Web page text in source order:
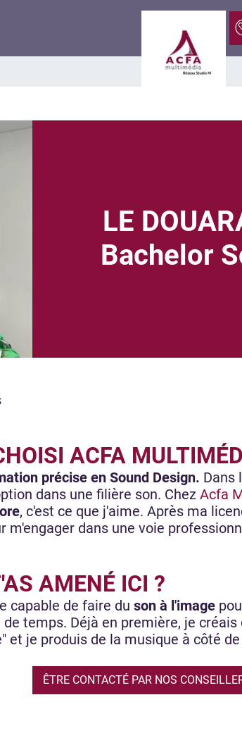
LE
Bachelor
ACFA
précise en Sound Design. Dans
dans une filière son. Chez Acfa
, c'est ce que j'aime. Après ma
m'engager dans une voie
AMENÉ ICI ?
capable de faire du son à l'image
temps. Déjà en première, je
et je produis de la musique à côté
ÊTRE CONTACTÉ PAR NOS